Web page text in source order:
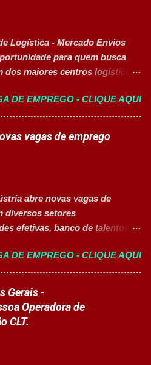
com diferentes perfis e níveis
Vagas disponíveis Analista
Auxiliar de Almoxarifado
II Banco de Talentos Áreas de
Industrial. Logística.
Projetos. Engenharia.
Industrial. Operações. Banco de
Logística - Mercado Envios
para quem busca
dos maiores centros logísticos
O Mercado Envios
para Auxiliar de
empresa busca profissionais
organizados e que desejam
no centro de distribuição;
mercadorias; Conferir
registros e embalagens;
com melhorias na
em equipe para garantir
entregas. ✅ Requisitos Ensino
completo; Não é necessário
anterior; Perfil
DE EMPREGO - CLIQUE AQUI
vagas de emprego
abre novas vagas de
diversos setores
efetivas, banco de talentos e
(PcD) 👉 CANDIDATAR AGORA
Uma das maiores
setor de calçados e bens de
com novas oportunidades de
para profissionais de
e níveis de experiência. Há
DE EMPREGO - CLIQUE AQUI
Gerais -
Operadora de
CLT.